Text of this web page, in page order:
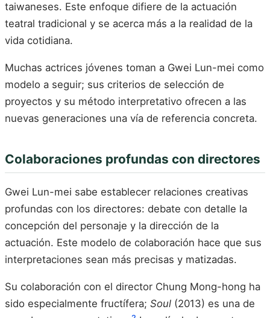
taiwaneses. Este enfoque difiere de la actuación
teatral tradicional y se acerca más a la realidad de la
vida cotidiana.
Muchas actrices jóvenes toman a Gwei Lun-mei como
modelo a seguir; sus criterios de selección de
proyectos y su método interpretativo ofrecen a las
nuevas generaciones una vía de referencia concreta.
Colaboraciones profundas con directores
Gwei Lun-mei sabe establecer relaciones creativas
profundas con los directores: debate con detalle la
concepción del personaje y la dirección de la
actuación. Este modelo de colaboración hace que sus
interpretaciones sean más precisas y matizadas.
Su colaboración con el director Chung Mong-hong ha
sido especialmente fructífera; Soul (2013) es una de